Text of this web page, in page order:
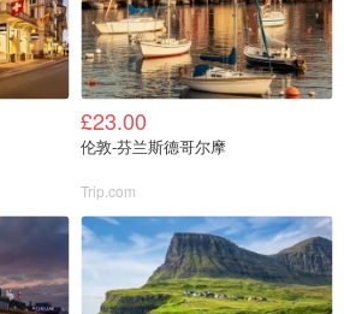
£23.00
伦敦-芬兰斯德哥尔摩
Trip.com